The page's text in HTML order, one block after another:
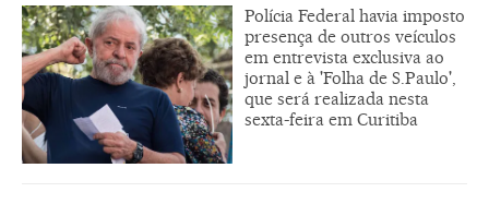
Polícia Federal havia imposto
presença de outros veículos
em entrevista exclusiva ao
jornal e à 'Folha de S.Paulo',
que será realizada nesta
sexta-feira em Curitiba